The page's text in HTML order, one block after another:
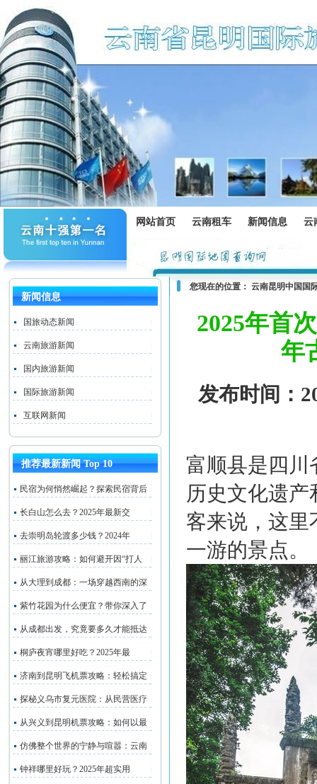
网站首页 云南租车 新闻信息 云
新闻信息
国旅动态新闻
云南旅游新闻
国内旅游新闻
国际旅游新闻
互联网新闻
推荐最新新闻 Top 10
民宿为何悄然崛起？探索民宿背后
长白山怎么去？2025年最新交
去崇明岛轮渡多少钱？2024年
丽江旅游攻略：如何避开因“打人
从大理到成都：一场穿越西南的深
紫竹花园为什么便宜？带你深入了
从成都出发，究竟要多久才能抵达
桐庐夜宵哪里好吃？2025年最
济南到昆明飞机票攻略：轻松搞定
探秘义乌市复元医院：从民营医疗
从兴义到昆明机票攻略：如何以最
仿佛整个世界的宁静与喧嚣：云南
钟祥哪里好玩？2025年超实用
您现在的位置： 云南昆明中国国
2025年首
年
发布时间：
富顺县是四川
历史文化遗
客来说，这里
一游的景点。